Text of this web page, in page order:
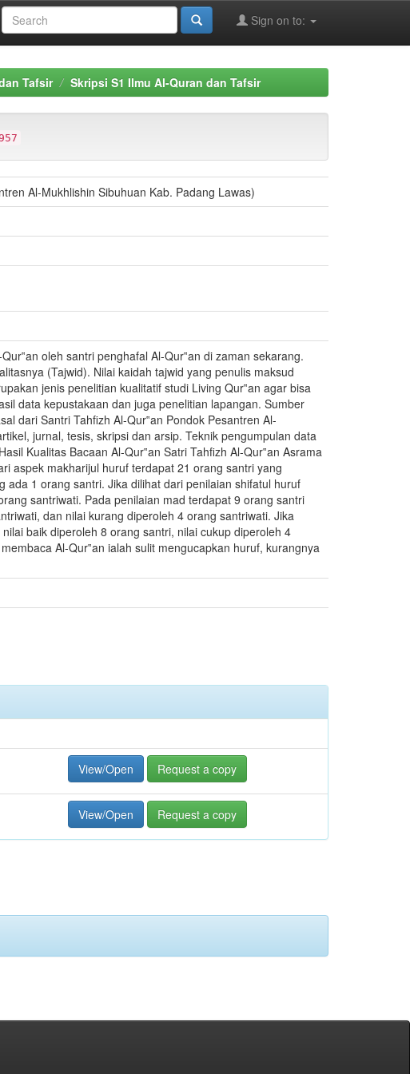
Sign on to:
Tafsir Skripsi S1 Ilmu Al-Quran dan Tafsir
Al-Mukhlishin Sibuhuan Kab. Padang Lawas)
oleh santri penghafal Al-Qur‟an di zaman sekarang.
(Tajwid). Nilai kaidah tajwid yang penulis maksud
jenis penelitian kualitatif studi Living Qur‟an agar bisa
data kepustakaan dan juga penelitian lapangan. Sumber
dari Santri Tahfizh Al-Qur‟an Pondok Pesantren Al-
jurnal, tesis, skripsi dan arsip. Teknik pengumpulan data
Kualitas Bacaan Al-Qur‟an Satri Tahfizh Al-Qur‟an Asrama
aspek makharijul huruf terdapat 21 orang santri yang
1 orang santri. Jika dilihat dari penilaian shifatul huruf
santriwati. Pada penilaian mad terdapat 9 orang santri
dan nilai kurang diperoleh 4 orang santriwati. Jika
baik diperoleh 8 orang santri, nilai cukup diperoleh 4
Al-Qur‟an ialah sulit mengucapkan huruf, kurangnya
View/Open Request a copy
View/Open Request a copy